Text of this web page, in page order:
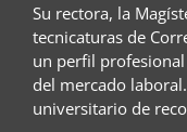
Su rectora, la
tecnicaturas de
un perfil profesional
del mercado
universitario de